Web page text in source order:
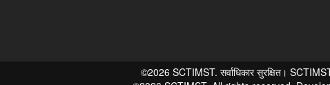
©2026 SCTIMST. सर्वाधिकार सुरक्षित।